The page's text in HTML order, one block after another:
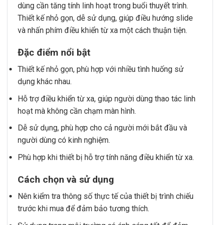
dùng cần tăng tính linh hoạt trong buổi thuyết trình.
Thiết kế nhỏ gọn, dễ sử dụng, giúp điều hướng slide
và nhấn phím điều khiển từ xa một cách thuận tiện.
Đặc điểm nổi bật
Thiết kế nhỏ gọn, phù hợp với nhiều tình huống sử
dụng khác nhau.
Hỗ trợ điều khiển từ xa, giúp người dùng thao tác linh
hoạt mà không cần chạm màn hình.
Dễ sử dụng, phù hợp cho cả người mới bắt đầu và
người dùng có kinh nghiệm.
Phù hợp khi thiết bị hỗ trợ tính năng điều khiển từ xa.
Cách chọn và sử dụng
Nên kiểm tra thông số thực tế của thiết bị trình chiếu
trước khi mua để đảm bảo tương thích.